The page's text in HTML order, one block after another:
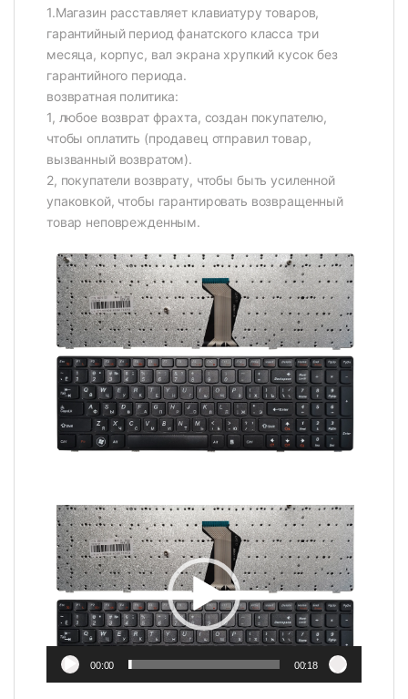
1.Магазин расставляет клавиатуру товаров,
гарантийный период фанатского класса три
месяца, корпус, вал экрана хрупкий кусок без
гарантийного периода.
возвратная политика:
1, любое возврат фрахта, создан покупателю,
чтобы оплатить (продавец отправил товар,
вызванный возвратом).
2, покупатели возврату, чтобы быть усиленной
упаковкой, чтобы гарантировать возвращенный
товар неповрежденным.
Video
Player
00:00 00:18